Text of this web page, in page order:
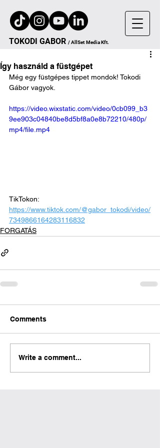
TOKODI GABOR /AllSet Media Kft.
Így használd a füstgépet
Még egy füstgépes tippet mondok! Tokodi
Gábor vagyok.
https://video.wixstatic.com/video/0cb099_b3
9ee903c04840be8d5bf8a0e8b72210/480p/
mp4/file.mp4
TikTokon:
https://www.tiktok.com/@gabor_tokodi/video/
7349866164283116832
FORGATÁS
Comments
Write a comment...